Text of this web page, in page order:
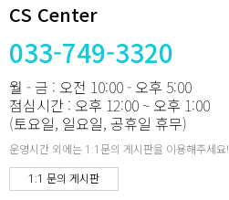
CS Center
033-749-3320
월 - 금 : 오전 10:00 - 오후 5:00
점심시간 : 오후 12:00 ~ 오후 1:00
(토요일, 일요일, 공휴일 휴무)
운영시간 외에는 1:1문의 게시판을 이용해주세요!
1:1 문의 게시판